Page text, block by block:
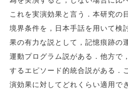
これを実演効果と言う．本研究の
境界条件を，日本手話を用いて検
果の有力な説として，記憶痕跡の
運動プログラム説がある．他方で
するエピソード的統合説がある．
演効果に対してどれくらい適用で